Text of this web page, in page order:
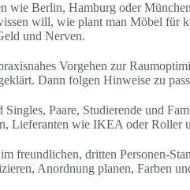
wie Berlin, Hamburg oder
will, wie plant man Möbel für
und Nerven.
Vorgehen zur
Dann folgen Hinweise zu
Paare, Studierende und
Lieferanten wie IKEA oder Roller
freundlichen, dritten Personen-
Anordnung planen, Farben